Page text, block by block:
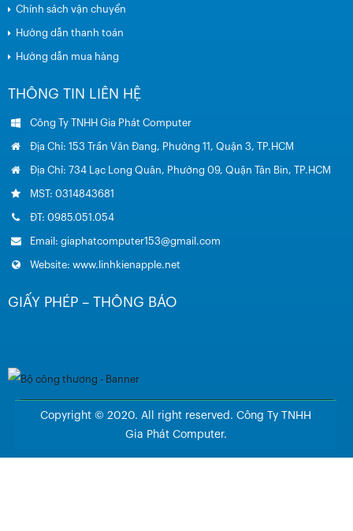
Chính sách vận chuyển
Hướng dẫn thanh toán
Hướng dẫn mua hàng
THÔNG TIN LIÊN HỆ
Công Ty TNHH Gia Phát Computer
Địa Chỉ: 153 Trần Văn Đang, Phường 11, Quận 3, TP.HCM
Địa Chỉ: 734 Lạc Long Quân, Phường 09, Quận Tân Bin, TP.HCM
MST: 0314843681
ĐT: 0985.051.054
Email: giaphatcomputer153@gmail.com
Website: www.linhkienapple.net
GIẤY PHÉP – THÔNG BÁO
Copyright © 2020. All right reserved. Công Ty TNHH
Gia Phát Computer.